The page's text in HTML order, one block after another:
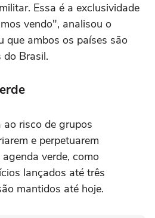
Essa é a exclusividade
vendo", analisou o
que ambos os países são
Brasil.
risco de grupos
e perpetuarem
verde, como
lançados até três
mantidos até hoje.